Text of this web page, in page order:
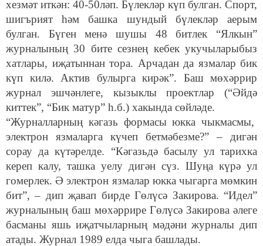
хезмәт иткән: 40-50ләп. Бүлекләр күп булган. Спорт,
шигърият һәм башка шундый бүлекләр аерым
булган. Бүген менә шушы 48 битлек “Ялкын”
журналының 30 бите сезнең кебек укучыларыбыз
хатлары, иҗатыннан тора. Арчадан да язмалар бик
күп килә. Актив булырга кирәк”. Баш мөхәррир
журнал эшчәнлеге, кызыклы проектлар (“Әйдә
киттек”, “Бик матур” һ.б.) хакында сөйләде.
“Журналларның кәгазь формасы юкка чыкмасмы,
электрон язмаларга күчеп бетмәбезме?” – дигән
сорау да күтәрелде. “Кәгазьдә басылу ул тарихка
кереп калу, ташка уелу дигән сүз. Шуңа күрә ул
гомерлек. Ә электрон язмалар юкка чыгарга мөмкин
бит”, – дип җавап бирде Гөлүсә Закирова. “Идел”
журналының баш мөхәррире Гөлүсә Закирова әлеге
басманы яшь иҗатчыларның мәдәни журналы дип
атады. Журнал 1989 елда чыга башлады.